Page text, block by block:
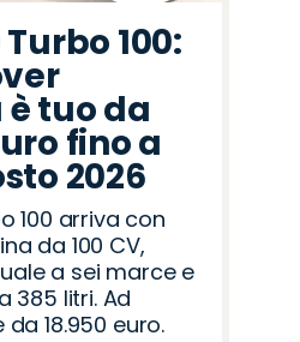
100:
tuo da
fino a
2026
100 arriva con
da 100 CV,
a sei marce e
385 litri. Ad
18.950 euro.